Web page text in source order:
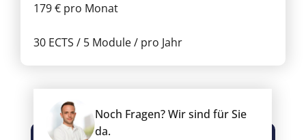
179 € pro Monat
30 ECTS / 5 Module / pro Jahr
Noch Fragen? Wir sind für Sie
da.